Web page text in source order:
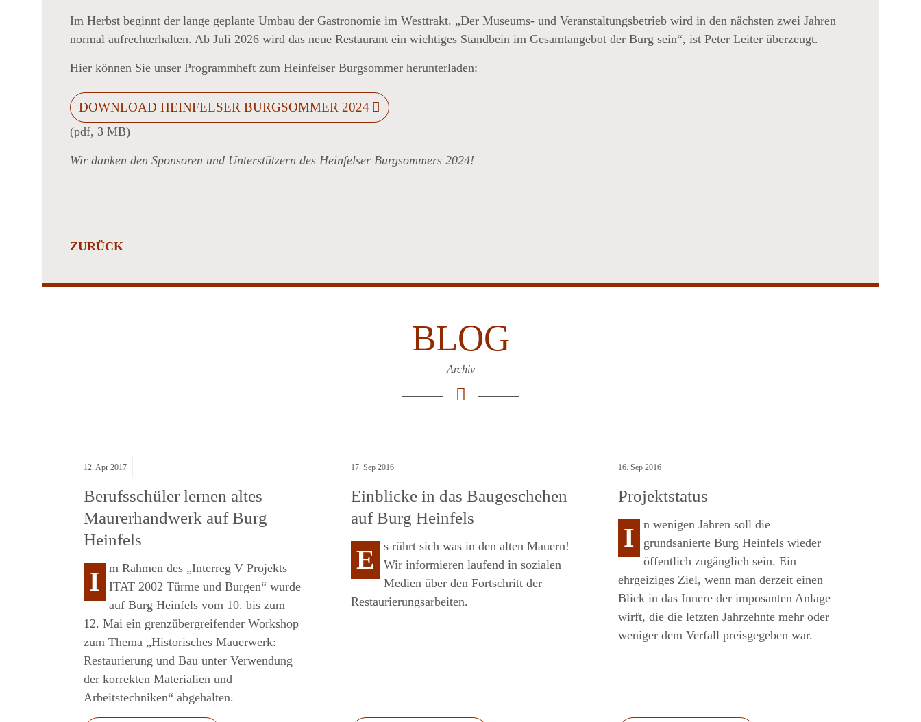
Im Herbst beginnt der lange geplante Umbau der Gastronomie im Westtrakt. „Der Museums- und Veranstaltungsbetrieb wird in den nächsten zwei Jahren
normal aufrechterhalten. Ab Juli 2026 wird das neue Restaurant ein wichtiges Standbein im Gesamtangebot der Burg sein“, ist Peter Leiter überzeugt.
Hier können Sie unser Programmheft zum Heinfelser Burgsommer herunterladen:
DOWNLOAD HEINFELSER BURGSOMMER 2024
(pdf, 3 MB)
Wir danken den Sponsoren und Unterstützern des Heinfelser Burgsommers 2024!
ZURÜCK
BLOG
Archiv
12. Apr 2017
Berufsschüler lernen altes
Maurerhandwerk auf Burg
Heinfels
I
m Rahmen des „Interreg V Projekts
ITAT 2002 Türme und Burgen“ wurde
auf Burg Heinfels vom 10. bis zum
12. Mai ein grenzübergreifender Workshop
zum Thema „Historisches Mauerwerk:
Restaurierung und Bau unter Verwendung
der korrekten Materialien und
Arbeitstechniken“ abgehalten.
17. Sep 2016
Einblicke in das Baugeschehen
auf Burg Heinfels
E
s rührt sich was in den alten Mauern!
Wir informieren laufend in sozialen
Medien über den Fortschritt der
Restaurierungsarbeiten.
16. Sep 2016
Projektstatus
I
n wenigen Jahren soll die
grundsanierte Burg Heinfels wieder
öffentlich zugänglich sein. Ein
ehrgeiziges Ziel, wenn man derzeit einen
Blick in das Innere der imposanten Anlage
wirft, die die letzten Jahrzehnte mehr oder
weniger dem Verfall preisgegeben war.